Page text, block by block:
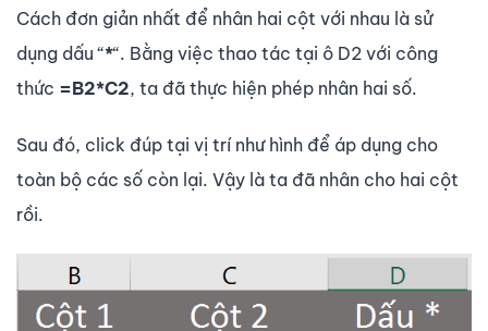
Cách đơn giản nhất để nhân hai cột với nhau là sử
dụng dấu “*“. Bằng việc thao tác tại ô D2 với công
thức =B2*C2, ta đã thực hiện phép nhân hai số.
Sau đó, click đúp tại vị trí như hình để áp dụng cho
toàn bộ các số còn lại. Vậy là ta đã nhân cho hai cột
rồi.